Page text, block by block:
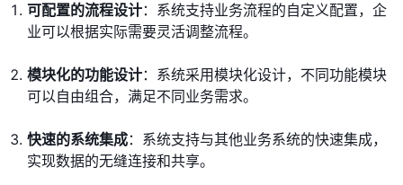
可配置的流程设计：系统支持业务流程的自定义配置，企
业可以根据实际需要灵活调整流程。
模块化的功能设计：系统采用模块化设计，不同功能模块
可以自由组合，满足不同业务需求。
快速的系统集成：系统支持与其他业务系统的快速集成，
实现数据的无缝连接和共享。